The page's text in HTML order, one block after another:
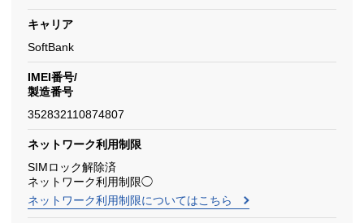
キャリア
SoftBank
IMEI番号/
製造番号
352832110874807
ネットワーク利用制限
SIMロック解除済
ネットワーク利用制限◯
ネットワーク利用制限についてはこちら